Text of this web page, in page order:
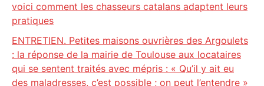
voici comment les chasseurs catalans adaptent leurs
pratiques
ENTRETIEN. Petites maisons ouvrières des Argoulets
: la réponse de la mairie de Toulouse aux locataires
qui se sentent traités avec mépris : « Qu’il y ait eu
des maladresses, c’est possible ; on peut l’entendre »